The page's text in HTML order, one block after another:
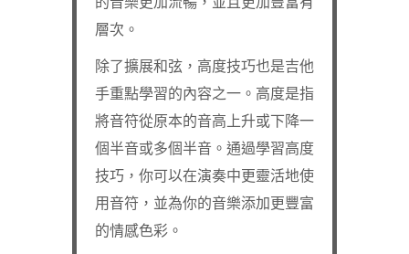
層次。
除了擴展和弦，高度技巧也是吉他
手重點學習的內容之一。高度是指
將音符從原本的音高上升或下降一
個半音或多個半音。通過學習高度
技巧，你可以在演奏中更靈活地使
用音符，並為你的音樂添加更豐富
的情感色彩。